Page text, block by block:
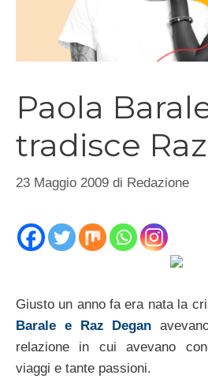
Paola
tradisce
23 Maggio 2009 di Redazione
Giusto un anno fa era nata la
Barale e Raz Degan
relazione in cui avevano
viaggi e tante passioni.